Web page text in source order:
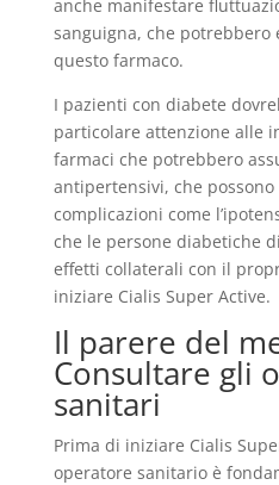
anche manifestare
sanguigna, che potrebbero
questo farmaco.
I pazienti con diabete
particolare attenzione alle
farmaci che potrebbero
antipertensivi, che
complicazioni come
che le persone diabetiche
effetti collaterali con il
iniziare Cialis Super Active.
Il parere del
Consultare gli
sanitari
Prima di iniziare Cialis
operatore sanitario è